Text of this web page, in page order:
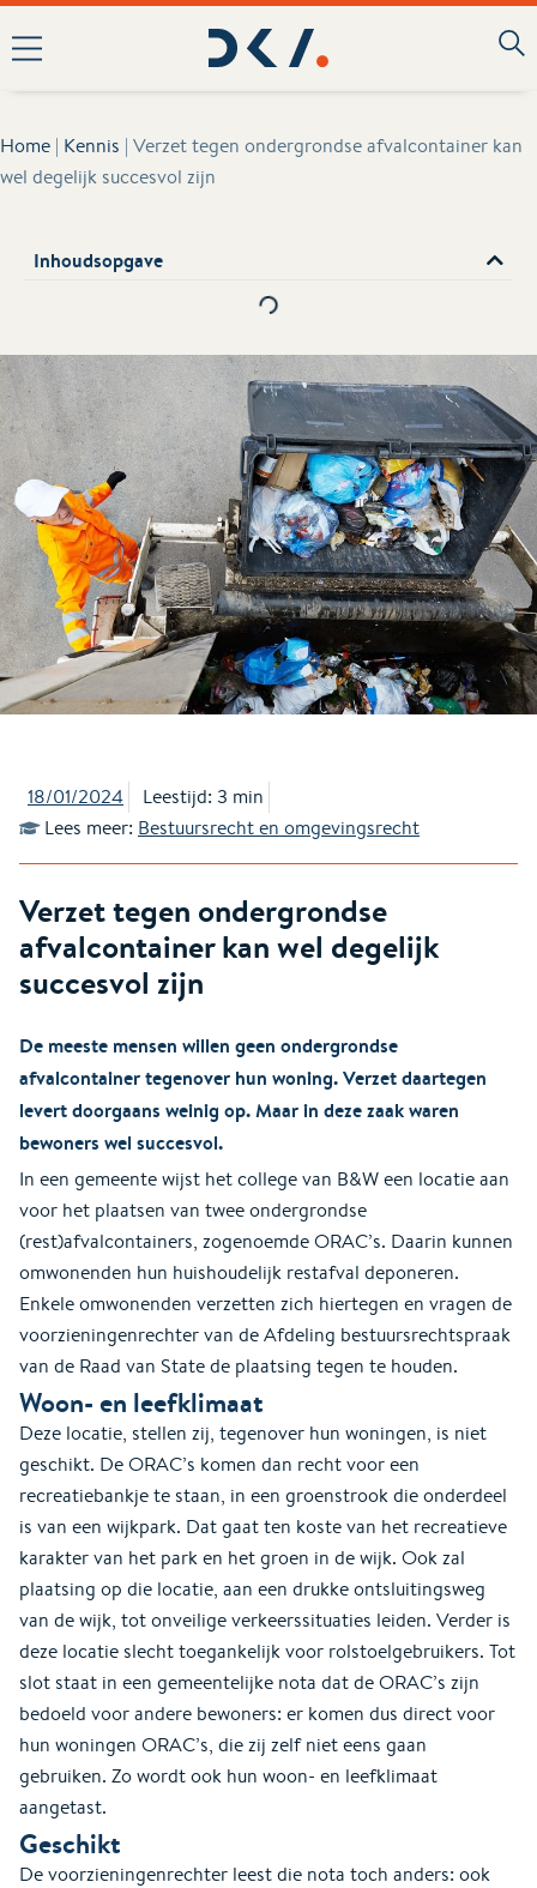
Home | Kennis | Verzet tegen ondergrondse afvalcontainer kan
wel degelijk succesvol zijn
Inhoudsopgave
18/01/2024
Leestijd: 3 min
Lees meer: Bestuursrecht en omgevingsrecht
Verzet tegen ondergrondse
afvalcontainer kan wel degelijk
succesvol zijn
De meeste mensen willen geen ondergrondse
afvalcontainer tegenover hun woning. Verzet daartegen
levert doorgaans weinig op. Maar in deze zaak waren
bewoners wel succesvol.
In een gemeente wijst het college van B&W een locatie aan
voor het plaatsen van twee ondergrondse
(rest)afvalcontainers, zogenoemde ORAC’s. Daarin kunnen
omwonenden hun huishoudelijk restafval deponeren.
Enkele omwonenden verzetten zich hiertegen en vragen de
voorzieningenrechter van de Afdeling bestuursrechtspraak
van de Raad van State de plaatsing tegen te houden.
Woon- en leefklimaat
Deze locatie, stellen zij, tegenover hun woningen, is niet
geschikt. De ORAC’s komen dan recht voor een
recreatiebankje te staan, in een groenstrook die onderdeel
is van een wijkpark. Dat gaat ten koste van het recreatieve
karakter van het park en het groen in de wijk. Ook zal
plaatsing op die locatie, aan een drukke ontsluitingsweg
van de wijk, tot onveilige verkeerssituaties leiden. Verder is
deze locatie slecht toegankelijk voor rolstoelgebruikers. Tot
slot staat in een gemeentelijke nota dat de ORAC’s zijn
bedoeld voor andere bewoners: er komen dus direct voor
hun woningen ORAC’s, die zij zelf niet eens gaan
gebruiken. Zo wordt ook hun woon- en leefklimaat
aangetast.
Geschikt
De voorzieningenrechter leest die nota toch anders: ook